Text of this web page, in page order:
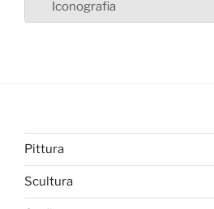
Iconografia
Pittura
Scultura